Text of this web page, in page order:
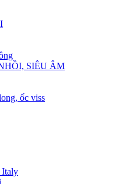
SIÊU ÂM
ốc viss
Italy